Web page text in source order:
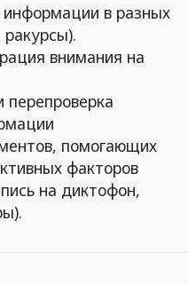
информации в разных
ракурсы).
внимания на
помогающих
факторов
на диктофон,